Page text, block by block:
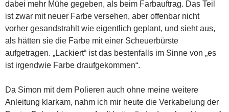
dabei mehr Mühe gegeben, als beim Farbauftrag. Das Teil
ist zwar mit neuer Farbe versehen, aber offenbar nicht
vorher gesandstrahlt wie eigentlich geplant, und sieht aus,
als hätten sie die Farbe mit einer Scheuerbürste
aufgetragen. „Lackiert“ ist das bestenfalls im Sinne von „es
ist irgendwie Farbe draufgekommen“.
Da Simon mit dem Polieren auch ohne meine weitere
Anleitung klarkam, nahm ich mir heute die Verkabelung der